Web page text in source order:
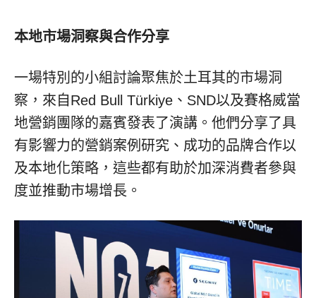
本地市場洞察與合作分享
一場特別的小組討論聚焦於土耳其的市場洞
察，來自Red Bull Türkiye、SND以及賽格威當
地營銷團隊的嘉賓發表了演講。他們分享了具
有影響力的營銷案例研究、成功的品牌合作以
及本地化策略，這些都有助於加深消費者參與
度並推動市場增長。